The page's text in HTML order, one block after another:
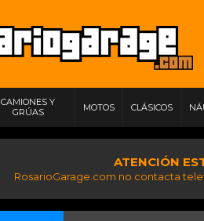
CAMIONES Y
GRÚAS
MOTOS CLÁSICOS
ATENCIÓN
RosarioGarage.com no contacta